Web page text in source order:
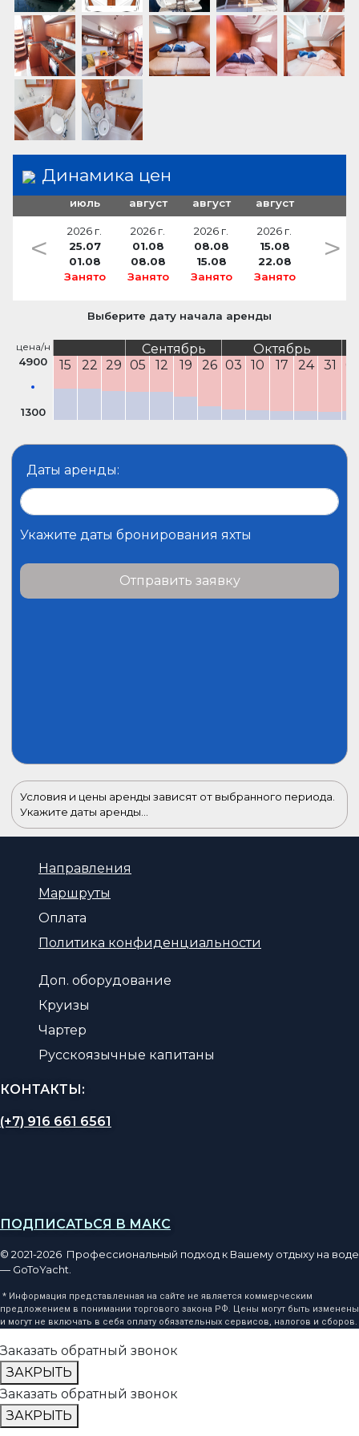
столик кокпита
Душ в кокпите
Спрейхуд
электрический брашпиль
боцманская беседка (люлька)
сходня
автопилот
бинокль
аптечка первой медицинской помощи
сигналы бедствия
туманный горн
пожарный топор
Динамика цен
июль
2026 г.
25.07
01.08
Занято
август
2026 г.
01.08
08.08
Занято
август
2026 г.
08.08
15.08
Занято
август
2026 г.
15.08
22.08
Занято
< >
Выберите дату начала аренды
цена/н
4900
1300
Сентябрь
Октябрь
15
22 29 05 12 19 26 03 10 17 24 31
Даты аренды:
Укажите даты бронирования яхты
Отправить заявку
Условия и цены аренды зависят от выбранного периода.
Укажите даты аренды...
Направления
Маршруты
Оплата
Политика конфиденциальности
Доп. оборудование
Круизы
Чартер
Русскоязычные капитаны
КОНТАКТЫ:
(+7) 916 661 6561
ПОДПИСАТЬСЯ В МАКС
© 2021-2026 Профессиональный подход к Вашему отдыху на воде
— GoToYacht.
* Информация представленная на сайте не является коммерческим
предложением в понимании торгового закона РФ. Цены могут быть изменены
и могут не включать в себя оплату обязательных сервисов, налогов и сборов.
Заказать обратный звонок
ЗАКРЫТЬ
Заказать обратный звонок
ЗАКРЫТЬ